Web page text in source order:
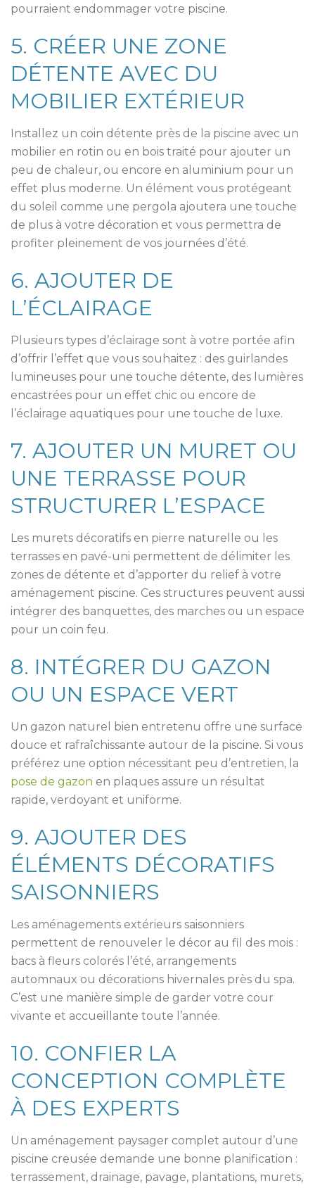
pourraient endommager votre piscine.
5. CRÉER UNE ZONE
DÉTENTE AVEC DU
MOBILIER EXTÉRIEUR
Installez un coin détente près de la piscine avec un
mobilier en rotin ou en bois traité pour ajouter un
peu de chaleur, ou encore en aluminium pour un
effet plus moderne. Un élément vous protégeant
du soleil comme une pergola ajoutera une touche
de plus à votre décoration et vous permettra de
profiter pleinement de vos journées d’été.
6. AJOUTER DE
L’ÉCLAIRAGE
Plusieurs types d’éclairage sont à votre portée afin
d’offrir l’effet que vous souhaitez : des guirlandes
lumineuses pour une touche détente, des lumières
encastrées pour un effet chic ou encore de
l’éclairage aquatiques pour une touche de luxe.
7. AJOUTER UN MURET OU
UNE TERRASSE POUR
STRUCTURER L’ESPACE
Les murets décoratifs en pierre naturelle ou les
terrasses en pavé-uni permettent de délimiter les
zones de détente et d’apporter du relief à votre
aménagement piscine. Ces structures peuvent aussi
intégrer des banquettes, des marches ou un espace
pour un coin feu.
8. INTÉGRER DU GAZON
OU UN ESPACE VERT
Un gazon naturel bien entretenu offre une surface
douce et rafraîchissante autour de la piscine. Si vous
préférez une option nécessitant peu d’entretien, la
pose de gazon en plaques assure un résultat
rapide, verdoyant et uniforme.
9. AJOUTER DES
ÉLÉMENTS DÉCORATIFS
SAISONNIERS
Les aménagements extérieurs saisonniers
permettent de renouveler le décor au fil des mois :
bacs à fleurs colorés l’été, arrangements
automnaux ou décorations hivernales près du spa.
C’est une manière simple de garder votre cour
vivante et accueillante toute l’année.
10. CONFIER LA
CONCEPTION COMPLÈTE
À DES EXPERTS
Un aménagement paysager complet autour d’une
piscine creusée demande une bonne planification :
terrassement, drainage, pavage, plantations, murets,